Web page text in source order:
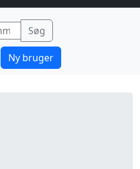
Ny bruger